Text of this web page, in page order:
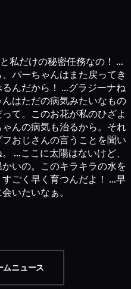
私だけの秘密任務なの！ …
パーちゃんはまた戻ってき
んだから！ …グラジーナね
はただの病気みたいなもの
て。このお花が私のひざよ
んの病気も治るから。それ
おじさんの言うことを聞い
…ここに太陽はないけど、
いの。このキラキラの水を
ごく早く育つんだよ！ …早
いたいなぁ。
ムニュース